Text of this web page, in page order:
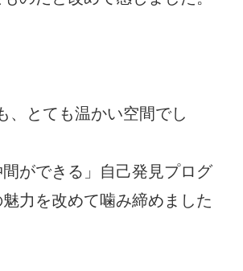
、とても温かい空間でし
間ができる」自己発見プログ
力を改めて噛み締めました